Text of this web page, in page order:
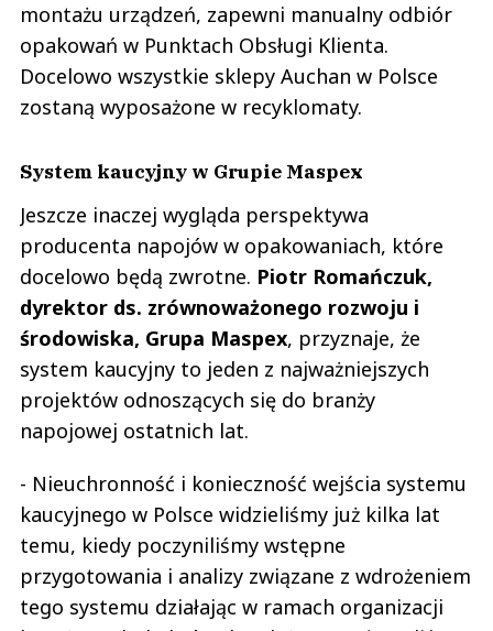
montażu urządzeń, zapewni manualny odbiór
opakowań w Punktach Obsługi Klienta.
Docelowo wszystkie sklepy Auchan w Polsce
zostaną wyposażone w recyklomaty.
System kaucyjny w Grupie Maspex
Jeszcze inaczej wygląda perspektywa
producenta napojów w opakowaniach, które
docelowo będą zwrotne. Piotr Romańczuk,
dyrektor ds. zrównoważonego rozwoju i
środowiska, Grupa Maspex, przyznaje, że
system kaucyjny to jeden z najważniejszych
projektów odnoszących się do branży
napojowej ostatnich lat.
- Nieuchronność i konieczność wejścia systemu
kaucyjnego w Polsce widzieliśmy już kilka lat
temu, kiedy poczyniliśmy wstępne
przygotowania i analizy związane z wdrożeniem
tego systemu działając w ramach organizacji